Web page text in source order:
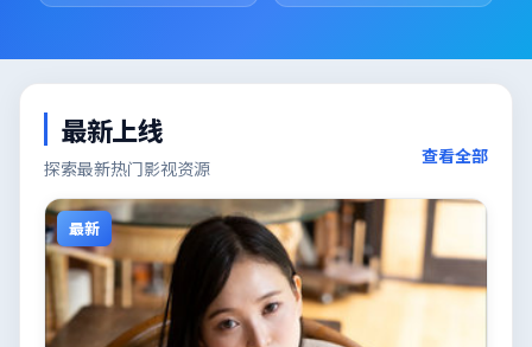
最新上线
探索最新热门影视资源
查看全部
最新